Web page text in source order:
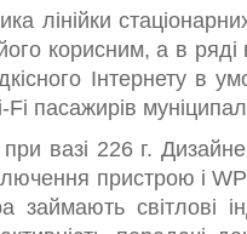
лінійки
корисним, а в
Інтернету в
пасажирів
вазі 226 г.
пристрою і
займають світлові